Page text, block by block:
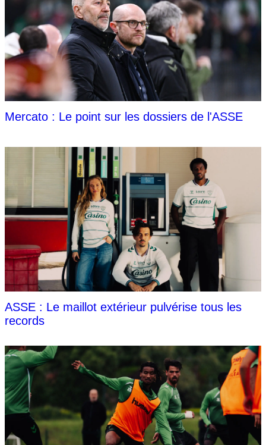
Mercato : Le point sur les dossiers de l'ASSE
ASSE : Le maillot extérieur pulvérise tous les
records